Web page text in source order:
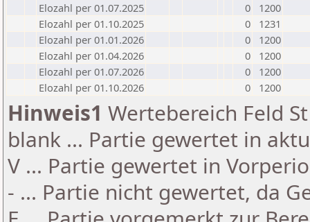
Elozahl per 01.07.2025
0
1200
Elozahl per 01.10.2025
0
1231
Elozahl per 01.01.2026
0
1200
Elozahl per 01.04.2026
0
1200
Elozahl per 01.07.2026
0
1200
Elozahl per 01.10.2026
0 1200
Hinweis1 Wertebereich Feld
blank ... Partie gewertet in
V ... Partie gewertet in
- ... Partie nicht gewertet, da